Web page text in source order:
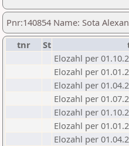
Pnr:140854 Name: Sota
tnr
St
Elozahl per
Elozahl per
Elozahl per
Elozahl per
Elozahl per
Elozahl per
Elozahl per